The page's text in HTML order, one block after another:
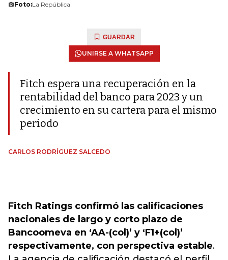
Foto:La República
GUARDAR
UNIRSE A WHATSAPP
Fitch espera una recuperación en la
rentabilidad del banco para 2023 y un
crecimiento en su cartera para el mismo
periodo
CARLOS RODRÍGUEZ SALCEDO
Fitch Ratings confirmó las calificaciones
nacionales de largo y corto plazo de
Bancoomeva en ‘AA-(col)’ y ‘F1+(col)’
respectivamente, con perspectiva estable.